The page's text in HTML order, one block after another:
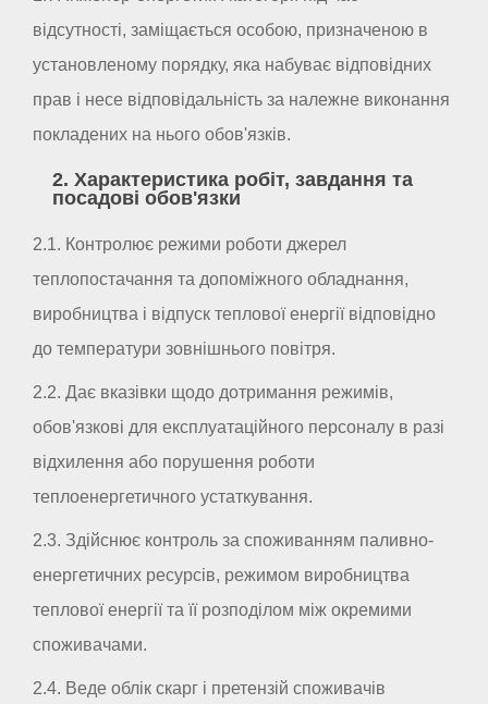
відсутності, заміщається особою, призначеною в
установленому порядку, яка набуває відповідних
прав і несе відповідальність за належне виконання
покладених на нього обов'язків.
2. Характеристика робіт, завдання та
посадові обов'язки
2.1. Контролює режими роботи джерел
теплопостачання та допоміжного обладнання,
виробництва і відпуск теплової енергії відповідно
до температури зовнішнього повітря.
2.2. Дає вказівки щодо дотримання режимів,
обов'язкові для експлуатаційного персоналу в разі
відхилення або порушення роботи
теплоенергетичного устаткування.
2.3. Здійснює контроль за споживанням паливно-
енергетичних ресурсів, режимом виробництва
теплової енергії та її розподілом між окремими
споживачами.
2.4. Веде облік скарг і претензій споживачів